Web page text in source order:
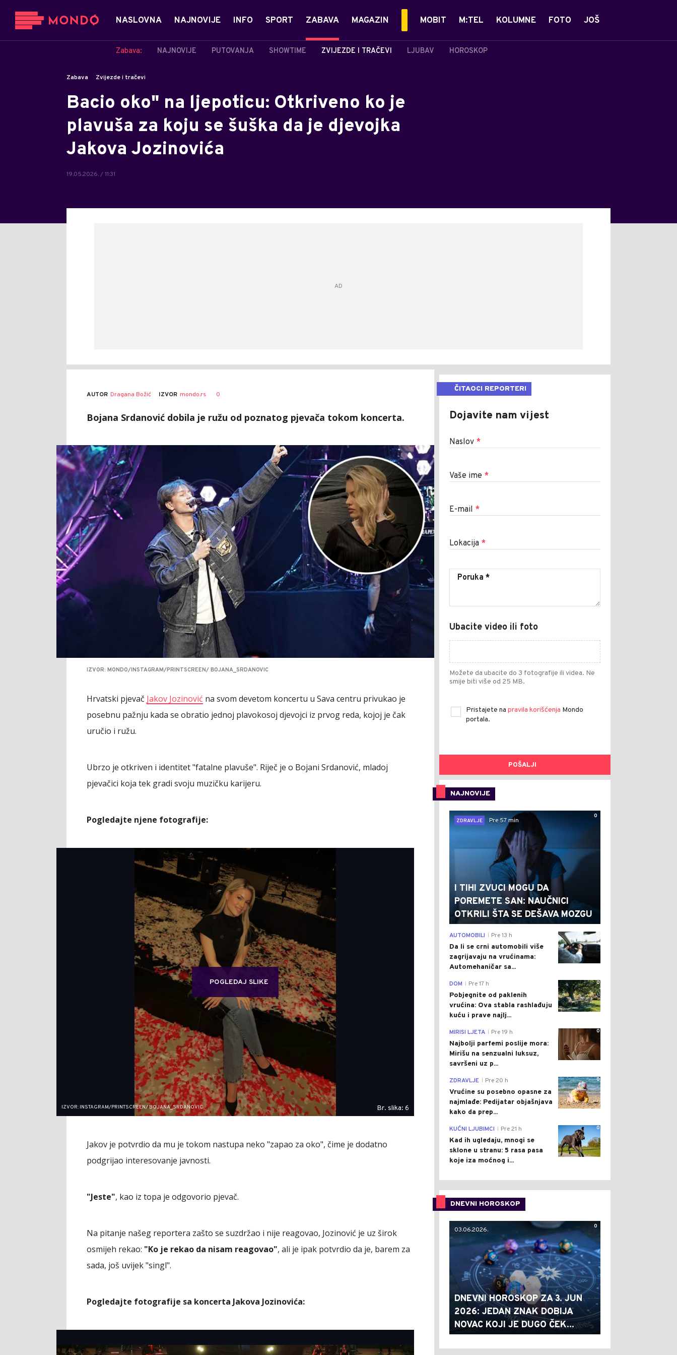
NASLOVNA NAJNOVIJE INFO SPORT ZABAVA
Zabava: NAJNOVIJE PUTOVANJA SHOWTIME ZVIJEZDE I TRAČEVI LJUBAV HOROSKOP
MAGAZIN MOBIT M:TEL KOLUMNE FOTO JOŠ
Zabava Zvijezde i tračevi
Bacio oko" na ljepoticu: Otkriveno ko je
plavuša za koju se šuška da je djevojka
Jakova Jozinovića
19.05.2026. / 11:31
AUTOR Dragana Božić IZVOR mondo.rs 0
Bojana Srdanović dobila je ružu od poznatog pjevača tokom koncerta.
IZVOR: MONDO/INSTAGRAM/PRINTSCREEN/ BOJANA_SRDANOVIC
Hrvatski pjevač Jakov Jozinović na svom devetom koncertu u Sava centru privukao je
posebnu pažnju kada se obratio jednoj plavokosoj djevojci iz prvog reda, kojoj je čak
uručio i ružu.
Ubrzo je otkriven i identitet "fatalne plavuše". Riječ je o Bojani Srdanović, mladoj
pjevačici koja tek gradi svoju muzičku karijeru.
Pogledajte njene fotografije:
POGLEDAJ SLIKE
IZVOR: INSTAGRAM/PRINTSCREEN/ BOJANA_SRDANOVIC Br. slika: 6
Jakov je potvrdio da mu je tokom nastupa neko "zapao za oko", čime je dodatno
podgrijao interesovanje javnosti.
"Jeste", kao iz topa je odgovorio pjevač.
Na pitanje našeg reportera zašto se suzdržao i nije reagovao, Jozinović je uz širok
osmijeh rekao: "Ko je rekao da nisam reagovao", ali je ipak potvrdio da je, barem za
sada, još uvijek "singl".
Pogledajte fotografije sa koncerta Jakova Jozinovića:
ČITAOCI REPORTERI
Dojavite nam vijest
Naslov *
Vaše ime *
E-mail *
Lokacija *
Ubacite video ili foto
Možete da ubacite do 3 fotografije ili videa. Ne
smije biti više od 25 MB.
Pristajete na pravila korišćenja Mondo
portala.
POŠALJI
NAJNOVIJE
0
ZDRAVLJE
Pre 57 min
I TIHI ZVUCI MOGU DA
POREMETE SAN: NAUČNICI
OTKRILI ŠTA SE DEŠAVA MOZGU
0
AUTOMOBILI Pre 13 h
Da li se crni automobili više
zagrijavaju na vrućinama:
Automehaničar sa...
0
DOM Pre 17 h
Pobjegnite od paklenih
vrućina: Ova stabla rashlađuju
kuću i prave najlj...
0
MIRISI LJETA Pre 19 h
Najbolji parfemi poslije mora:
Mirišu na senzualni luksuz,
savršeni uz p...
0
ZDRAVLJE Pre 20 h
Vrućine su posebno opasne za
najmlađe: Pedijatar objašnjava
kako da prep...
0
KUĆNI LJUBIMCI Pre 21 h
Kad ih ugledaju, mnogi se
sklone u stranu: 5 rasa pasa
koje iza moćnog i...
DNEVNI HOROSKOP
0
03.06.2026.
DNEVNI HOROSKOP ZA 3. JUN
2026: JEDAN ZNAK DOBIJA
NOVAC KOJI JE DUGO ČEK...